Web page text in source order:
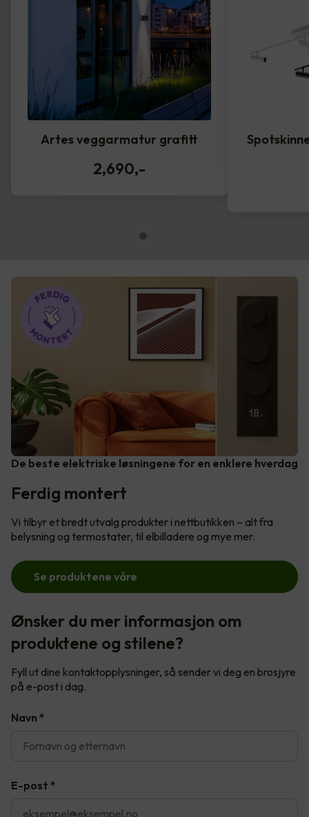
Artes veggarmatur grafitt
2,690,-
De beste elektriske løsningene for en enklere hverdag
Ferdig montert
Vi tilbyr et bredt utvalg produkter i nettbutikken – alt fra
belysning og termostater, til elbilladere og mye mer.
Se produktene våre
Ønsker du mer informasjon om
produktene og stilene?
Fyll ut dine kontaktopplysninger, så sender vi deg en brosjyre
på e-post i dag.
Navn *
E-post *